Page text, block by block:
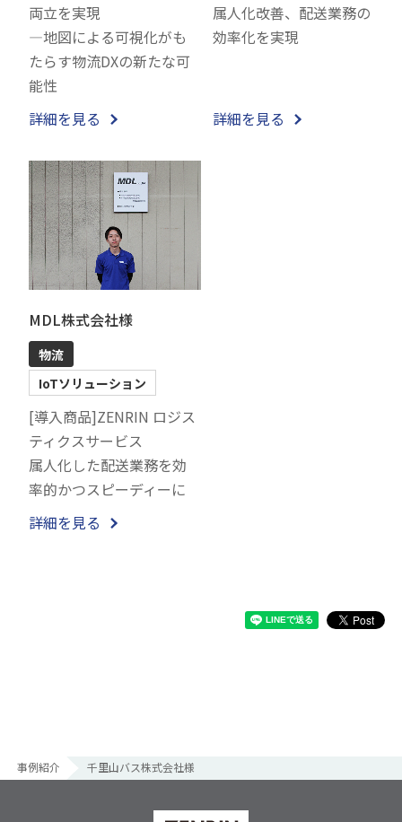
両立を実現
―地図による可視化がも
たらす物流DXの新たな可
能性
詳細を見る
属人化改善、配送業務の
効率化を実現
詳細を見る
MDL株式会社様
物流
IoTソリューション
[導入商品]ZENRIN ロジス
ティクスサービス
属人化した配送業務を効
率的かつスピーディーに
詳細を見る
事例紹介 千里山バス株式会社様